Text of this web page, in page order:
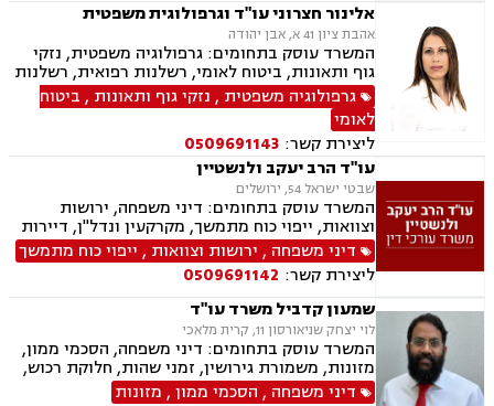
אלינור חצרוני עו"ד וגרפולוגית משפטית
אהבת ציון 41 א, אבן יהודה
המשרד עוסק בתחומים: גרפולוגיה משפטית, נזקי
גוף ותאונות, ביטוח לאומי, רשלנות רפואית, רשלנות
רפואית שיניים, תאונות דרכים, תאונות עבודה,
תאונות תלמידים, נזקי גוף, אובדן כושר עבודה,
תאונות אישיות, תאונות עקב רשלנות, בריאות
הנפש, נפגעי עבירה
גרפולוגיה משפטית , נזקי גוף ותאונות , ביטוח
לאומי
ליצירת קשר: 0509691143
עו"ד הרב יעקב ולנשטיין
שבטי ישראל 54, ירושלים
המשרד עוסק בתחומים: דיני משפחה, ירושות
וצוואות, ייפוי כוח מתמשך, מקרקעין ונדל"ן, דיירות
מוגנת, עסקאות מכר דירה
דיני משפחה , ירושות וצוואות , ייפוי כוח מתמשך
ליצירת קשר: 0509691142
שמעון קדביל משרד עו"ד
לוי יצחק שניאורסון 11, קרית מלאכי
המשרד עוסק בתחומים: דיני משפחה, הסכמי ממון,
מזונות, משמורת גירושין, זמני שהות, חלוקת רכוש,
מעמד אישי, ניכור הורי, העברת בין דורית, ירושות
דיני משפחה , הסכמי ממון, מזונות